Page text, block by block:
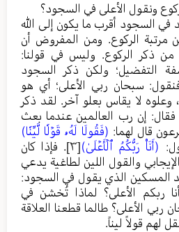
ونقول الأعلى في السجود؟
السجود أقرب ما يكون إلى الله
مرتبة الركوع. ومن المفروض أن
ذكر الركوع. وليس في قولنا:
التفضيل؛ ولكن ذكر السجود
سبحان ربي الأعلى؛ أي هو
لا يقاس بعلو آخر. لقد ذكر
فقال: إن رب العالمين عندما بعث
قال لهما: (فَقُولَا لَهُۥ قَوۡلٗا لَّيِّنٗا)
(أَنَا۠ رَبُّكُمُ ٱلۡأَعۡلَىٰ)[٣]
. فإذا كان
والقول اللين لطاغية يدعي
المسكين الذي يقول في السجود:
ربكم الأعلى؟ لماذا تُخشن في
الأعلى؟ طالما قطعنا العلاقة
لهم قولاً ليناً.